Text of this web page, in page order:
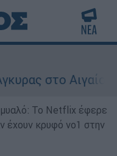
Αιγαίο:
μυαλό: Το Netflix έφερε
έχουν κρυφό νο1 στην